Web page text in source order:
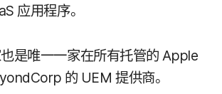
应用​程序。
是​唯一​一​家​在​所有​托管​的 Apple
的 UEM提供商。